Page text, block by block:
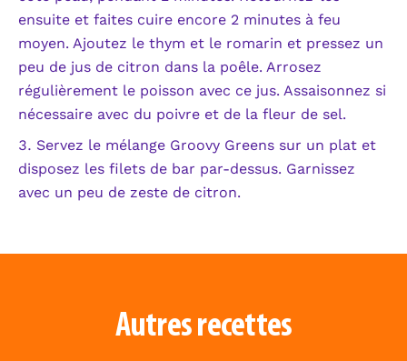
ensuite et faites cuire encore 2 minutes à feu
moyen. Ajoutez le thym et le romarin et pressez un
peu de jus de citron dans la poêle. Arrosez
régulièrement le poisson avec ce jus. Assaisonnez si
nécessaire avec du poivre et de la fleur de sel.
Servez le mélange Groovy Greens sur un plat et
disposez les filets de bar par-dessus. Garnissez
avec un peu de zeste de citron.
Autres recettes